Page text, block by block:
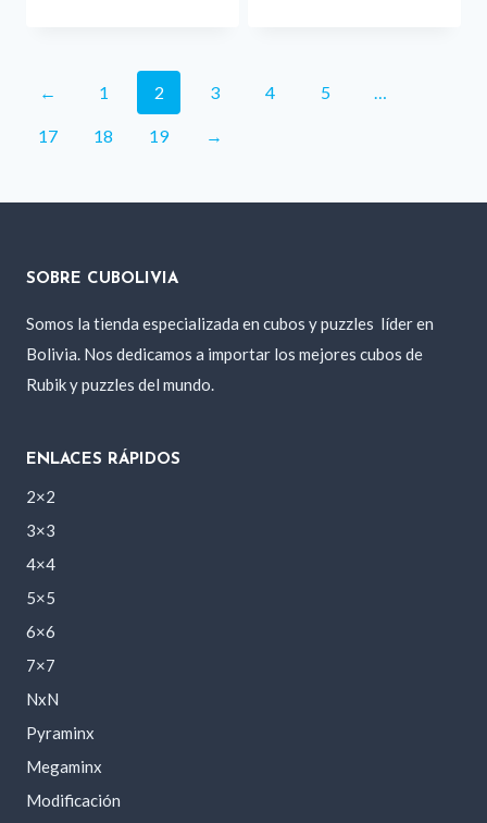
← 1 2 3 4 5 …
17 18 19 →
SOBRE CUBOLIVIA
Somos la tienda especializada en cubos y puzzles líder en
Bolivia. Nos dedicamos a importar los mejores cubos de
Rubik y puzzles del mundo.
ENLACES RÁPIDOS
2×2
3×3
4×4
5×5
6×6
7×7
NxN
Pyraminx
Megaminx
Modificación